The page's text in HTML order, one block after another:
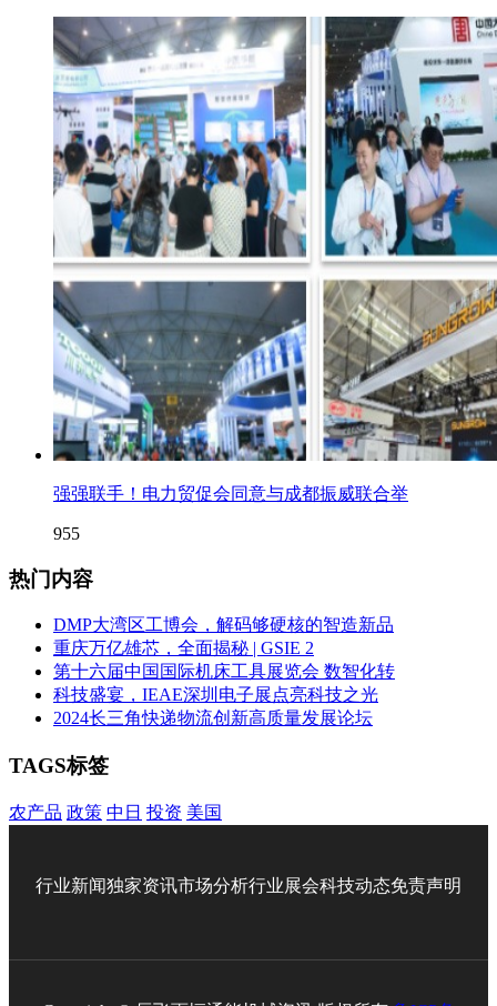
强强联手！电力贸促会同意与成都振威联合举
955
热门内容
DMP大湾区工博会，解码够硬核的智造新品
重庆万亿雄芯，全面揭秘 | GSIE 2
第十六届中国国际机床工具展览会 数智化转
科技盛宴，IEAE深圳电子展点亮科技之光
2024长三角快递物流创新高质量发展论坛
TAGS标签
农产品 政策 中日 投资 美国
行业新闻独家资讯市场分析行业展会科技动态免责声明